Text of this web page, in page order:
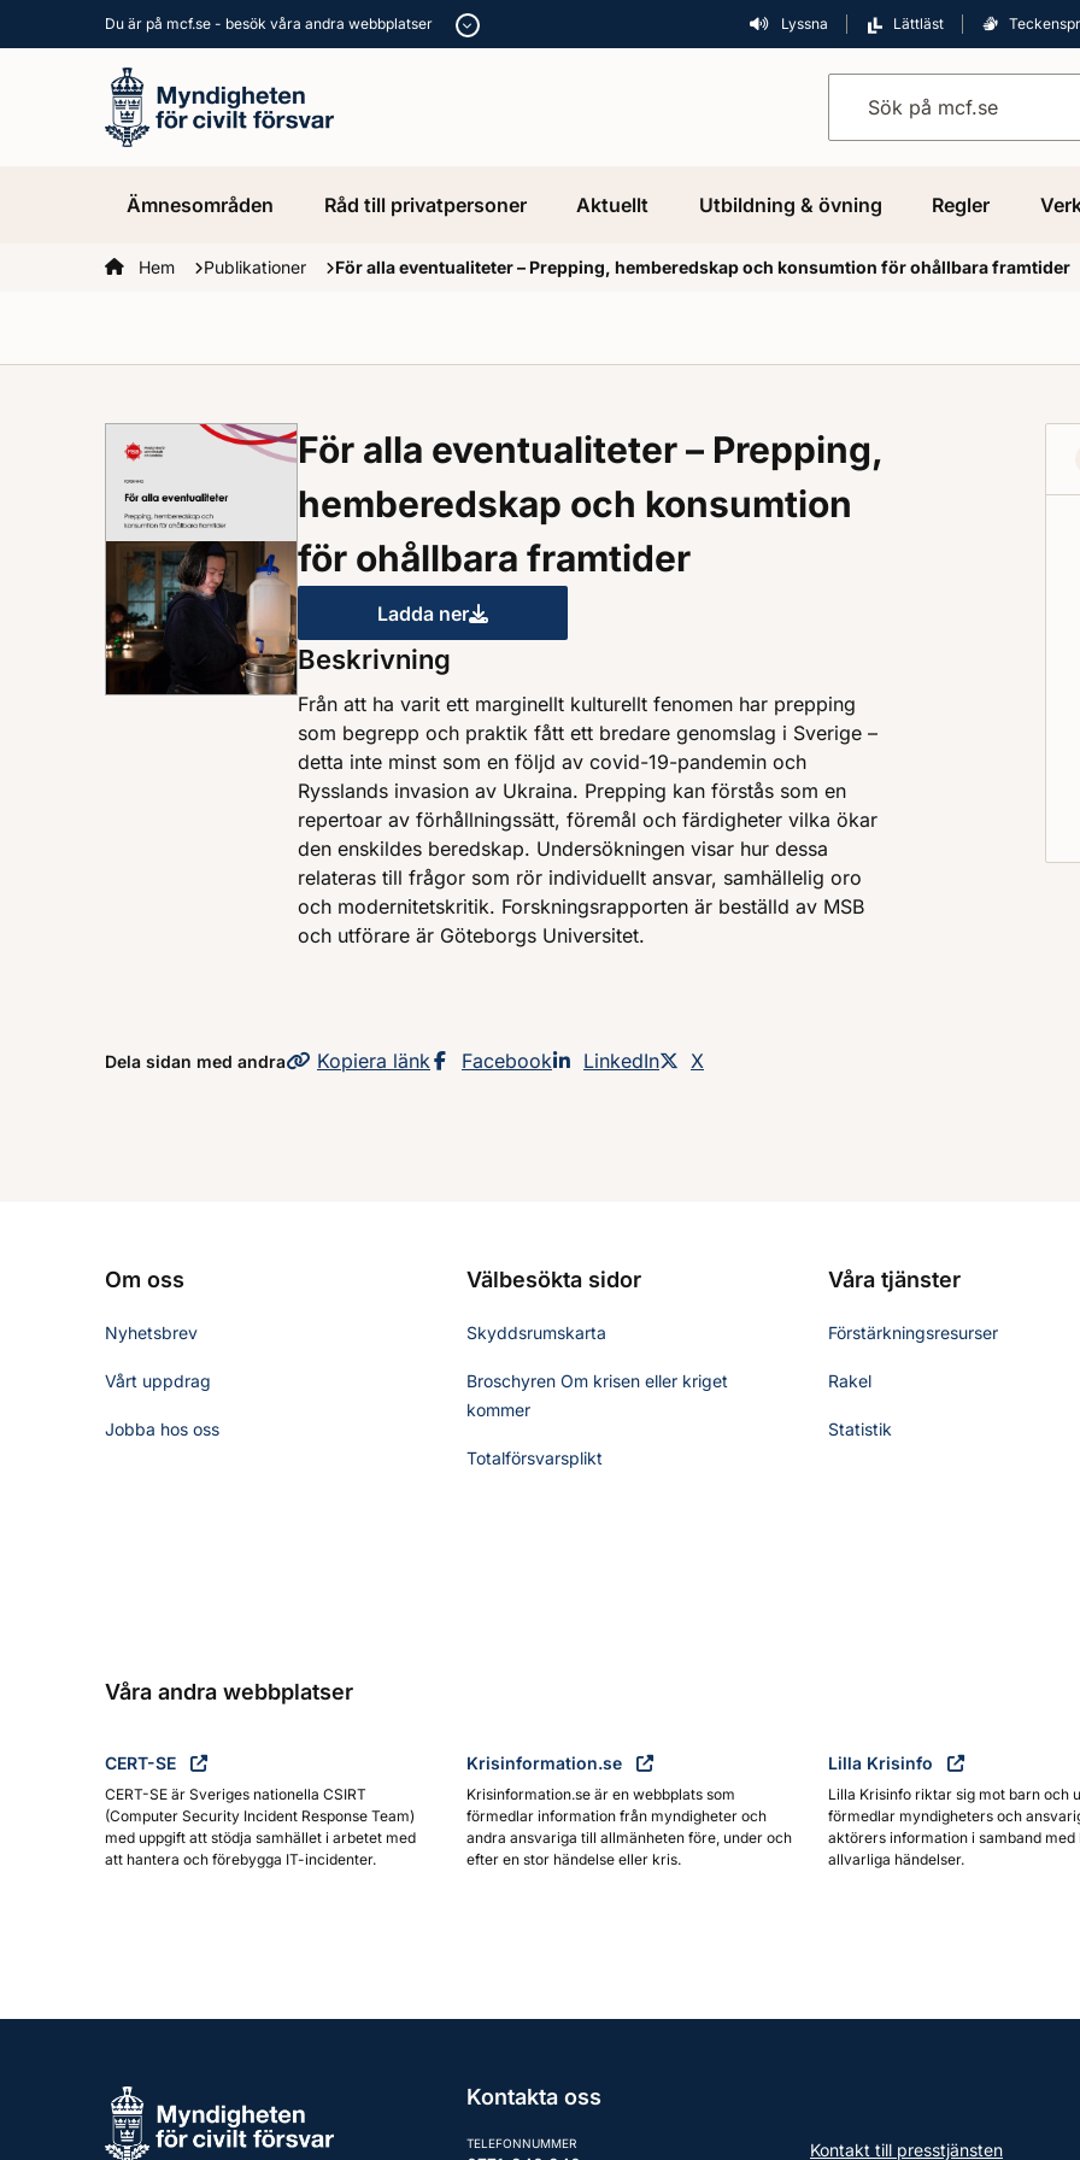
Du är på mcf.se - besök våra andra webbplatser Lyssna Lättläst
Ämnesområden Råd till privatpersoner Aktuellt Utbildning & övning Regler
Startsidan
Hem Publikationer För alla eventualiteter – Prepping, hemberedskap och konsumtion för ohållbara framtider
För alla eventualiteter – Prepping,
hemberedskap och konsumtion
för ohållbara framtider
Ladda ner
För alla eventualiteter – Prepping, hemberedskap och konsumtion för
Beskrivning
Från att ha varit ett marginellt kulturellt fenomen har prepping
som begrepp och praktik fått ett bredare genomslag i Sverige –
detta inte minst som en följd av covid-19-pandemin och
Rysslands invasion av Ukraina. Prepping kan förstås som en
repertoar av förhållningssätt, föremål och färdigheter vilka ökar
den enskildes beredskap. Undersökningen visar hur dessa
relateras till frågor som rör individuellt ansvar, samhällelig oro
och modernitetskritik. Forskningsrapporten är beställd av MSB
och utförare är Göteborgs Universitet.
Dela sidan med andra Kopiera sidans
länk Dela sidan på
Facebook Dela sidan på
LinkedIn Dela sidan på
X
Om oss
Nyhetsbrev
Vårt uppdrag
Jobba hos oss
Välbesökta sidor
Skyddsrumskarta
Broschyren Om krisen eller kriget
kommer
Totalförsvarsplikt
Våra tjänster
Förstärkningsresurser
Rakel
Statistik
Våra andra webbplatser
CERT-SE
CERT-SE är Sveriges nationella CSIRT
(Computer Security Incident Response Team)
med uppgift att stödja samhället i arbetet med
att hantera och förebygga IT-incidenter.
Krisinformation.se
Krisinformation.se är en webbplats som
förmedlar information från myndigheter och
andra ansvariga till allmänheten före, under och
efter en stor händelse eller kris.
Lilla Krisinfo
Lilla Krisinfo riktar sig mot barn och
förmedlar myndigheters och
aktörers information i samband
allvarliga händelser.
Kontakta oss
TELEFONNUMMER Kontakt till presstjänsten